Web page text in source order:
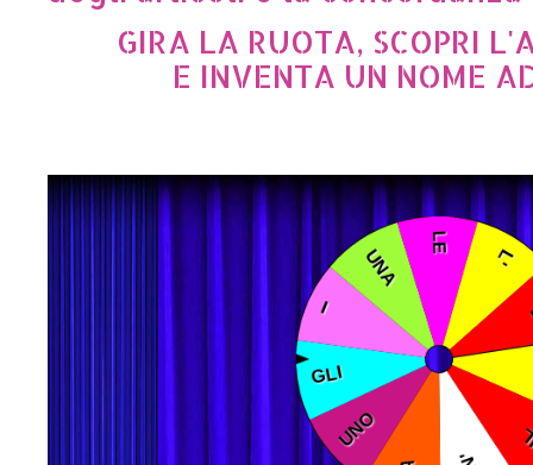
GIRA LA RUOTA, SCOPRI
E INVENTA UN NOME